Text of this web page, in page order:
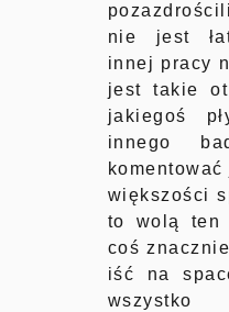
nie jest
innej pracy
jest takie
jakiegoś
innego
większości
to wolą ten
coś
iść na